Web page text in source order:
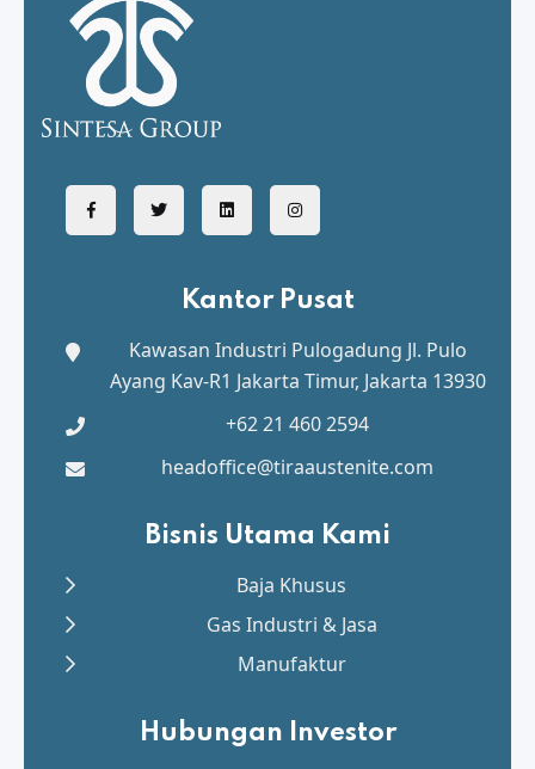
Kantor Pusat
Kawasan Industri Pulogadung Jl. Pulo
Ayang Kav-R1 Jakarta Timur, Jakarta 13930
+62 21 460 2594
headoffice@tiraaustenite.com
Bisnis Utama Kami
Baja Khusus
Gas Industri & Jasa
Manufaktur
Hubungan Investor